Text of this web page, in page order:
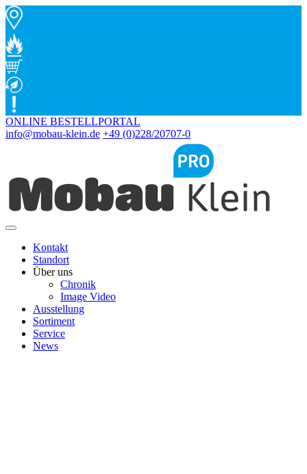
ONLINE BESTELLPORTAL
info@mobau-klein.de +49 (0)228/20707-0
Kontakt
Standort
Über uns
Chronik
Image Video
Ausstellung
Sortiment
Service
News